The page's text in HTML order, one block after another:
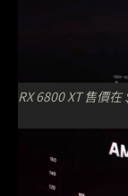
RX 6800 XT 售價